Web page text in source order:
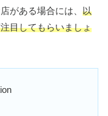
がある場合には、 以
目してもらいましょ